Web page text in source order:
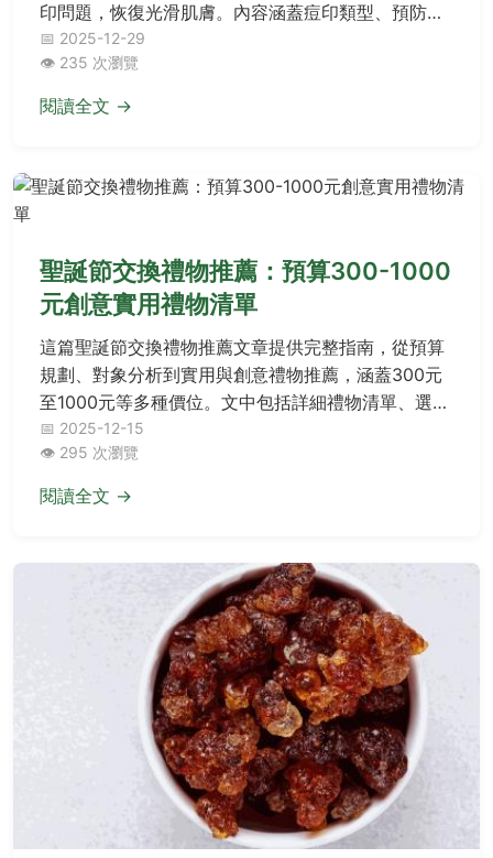
印問題，恢復光滑肌膚。內容涵蓋痘印類型、預防技
巧和常見問答，適合所有受痘印困擾的讀者。
📅 2025-12-29
👁️ 235 次瀏覽
閱讀全文 →
聖誕節交換禮物推薦：預算300-1000
元創意實用禮物清單
這篇聖誕節交換禮物推薦文章提供完整指南，從預算
規劃、對象分析到實用與創意禮物推薦，涵蓋300元
至1000元等多種價位。文中包括詳細禮物清單、選購
技巧及常見問答，幫助你輕鬆應對各種交換禮物場
合，避免尷尬，送出受歡迎的好禮。無論是辦公室同
事、朋友或家人，都能找到適合的選擇，解決所有疑
問。
📅 2025-12-15
👁️ 295 次瀏覽
閱讀全文 →